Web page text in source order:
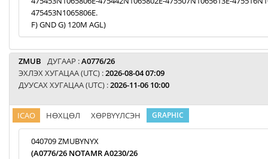
475453N1065806E.
F) GND G) 120M AGL)
ZMUB ДУГААР :A0776/26
ЭХЛЭХ ХУГАЦАА (UTC) :2026-08-04 07:09
ДУУСАХ ХУГАЦАА (UTC) :2026-11-06 10:00
ICAO НӨХЦӨЛ ХӨРВҮҮЛСЭН GRAPHIC
040709 ZMUBYNYX
(A0776/26 NOTAMR A0230/26